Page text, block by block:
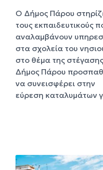
Ο Δήμος Πάρου
τους εκπαιδευτικούς
αναλαμβάνουν
στα σχολεία του
στο θέμα της
Δήμος Πάρου
να συνεισφέρει στην
εύρεση καταλυμάτων